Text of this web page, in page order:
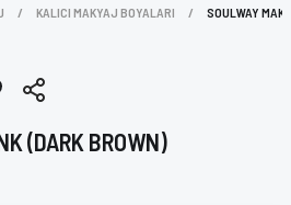
KALICI MAKYAJ BOYALARI SOULWAY
(DARK BROWN)